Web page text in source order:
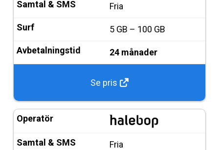
Fria
5 GB – 100 GB
24 månader
Se pris
Fria